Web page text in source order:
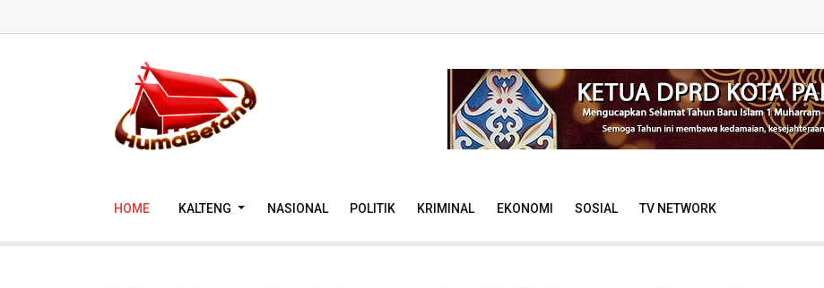
HOME KALTENG NASIONAL POLITIK KRIMINAL EKONOMI SOSIAL TV NETWORK